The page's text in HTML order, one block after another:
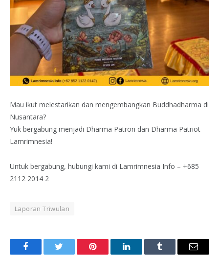
Mau ikut melestarikan dan mengembangkan Buddhadharma di
Nusantara?
Yuk bergabung menjadi Dharma Patron dan Dharma Patriot
Lamrimnesia!
Untuk bergabung, hubungi kami di Lamrimnesia Info – +685
2112 2014 2
Laporan Triwulan
FacebookTwitter Pinterest LinkedInTumblr Email